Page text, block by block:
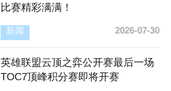
比赛精彩满满！
新闻 2026-07-30
英雄联盟云顶之弈公开赛最后一场
TOC7顶峰积分赛即将开赛